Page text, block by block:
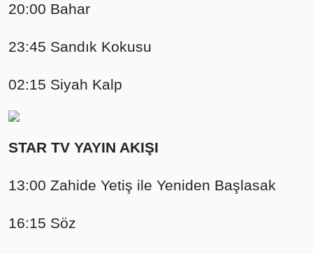
20:00 Bahar
23:45 Sandık Kokusu
02:15 Siyah Kalp
STAR TV YAYIN AKIŞI
13:00 Zahide Yetiş ile Yeniden Başlasak
16:15 Söz